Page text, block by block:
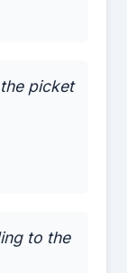
picket
to the